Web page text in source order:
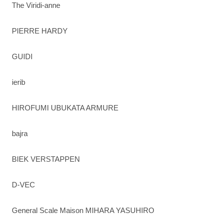
The Viridi-anne
PIERRE HARDY
GUIDI
ierib
HIROFUMI UBUKATA ARMURE
bajra
BIEK VERSTAPPEN
D-VEC
General Scale Maison MIHARA YASUHIRO